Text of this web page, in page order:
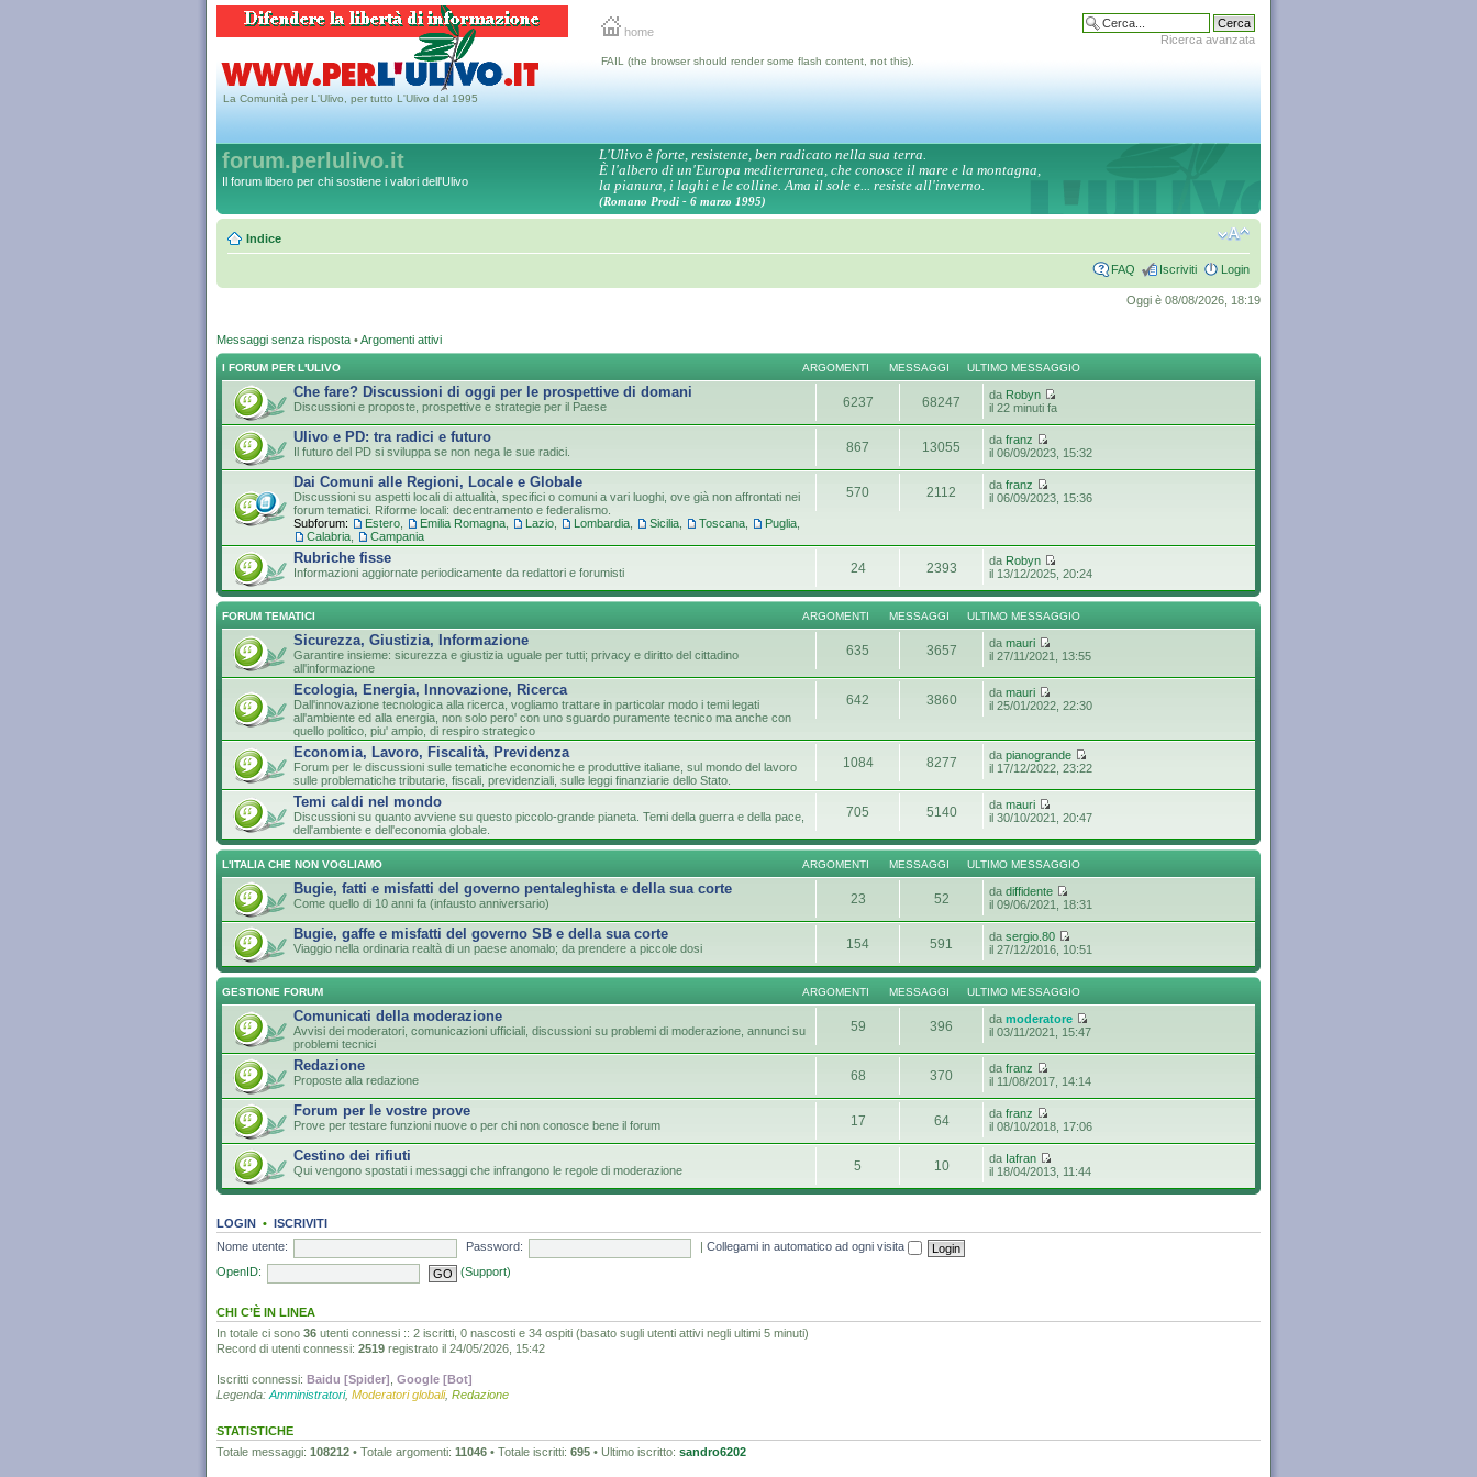
home
Ricerca avanzata
La Comunità per L'Ulivo, per tutto L'Ulivo dal 1995
FAIL (the browser should render some flash content, not this).
forum.perlulivo.it
Il forum libero per chi sostiene i valori dell'Ulivo
L'Ulivo è forte, resistente, ben radicato nella sua terra.
È l'albero di un'Europa mediterranea, che conosce il mare e la montagna,
la pianura, i laghi e le colline. Ama il sole e... resiste all'inverno.
(Romano Prodi - 6 marzo 1995)
Indice
FAQ Iscriviti Login
Oggi è 08/08/2026, 18:19
Messaggi senza risposta •Argomenti attivi
I FORUM PER L'ULIVO ARGOMENTI MESSAGGI ULTIMO MESSAGGIO
Che fare? Discussioni di oggi per le prospettive di domani
Discussioni e proposte, prospettive e strategie per il Paese 6237 68247 da Robyn
il 22 minuti fa
Ulivo e PD: tra radici e futuro
Il futuro del PD si sviluppa se non nega le sue radici. 867 13055 dafranz
il 06/09/2023, 15:32
Dai Comuni alle Regioni, Locale e Globale
Discussioni su aspetti locali di attualità, specifici o comuni a vari luoghi, ove già non affrontati nei
forum tematici. Riforme locali: decentramento e federalismo.
Subforum:
Estero Emilia Romagna Lazio Lombardia Sicilia Toscana Puglia
Calabria
Campania
570 2112 dafranz
il 06/09/2023, 15:36
Rubriche fisse
Informazioni aggiornate periodicamente da redattori e forumisti 24 2393 da Robyn
il 13/12/2025, 20:24
FORUM TEMATICI ARGOMENTI MESSAGGI ULTIMO MESSAGGIO
Sicurezza, Giustizia, Informazione
Garantire insieme: sicurezza e giustizia uguale per tutti; privacy e diritto del cittadino
all'informazione
635 3657 damauri
il 27/11/2021, 13:55
Ecologia, Energia, Innovazione, Ricerca
Dall'innovazione tecnologica alla ricerca, vogliamo trattare in particolar modo i temi legati
all'ambiente ed alla energia, non solo pero' con uno sguardo puramente tecnico ma anche con
quello politico, piu' ampio, di respiro strategico
642 3860 damauri
il 25/01/2022, 22:30
Economia, Lavoro, Fiscalità, Previdenza
Forum per le discussioni sulle tematiche economiche e produttive italiane, sul mondo del lavoro
sulle problematiche tributarie, fiscali, previdenziali, sulle leggi finanziarie dello Stato.
1084 8277 dapianogrande
il 17/12/2022, 23:22
Temi caldi nel mondo
Discussioni su quanto avviene su questo piccolo-grande pianeta. Temi della guerra e della pace,
dell'ambiente e dell'economia globale.
705 5140 damauri
il 30/10/2021, 20:47
L'ITALIA CHE NON VOGLIAMO ARGOMENTI MESSAGGI ULTIMO MESSAGGIO
Bugie, fatti e misfatti del governo pentaleghista e della sua corte
Come quello di 10 anni fa (infausto anniversario) 23 52 dadiffidente
il 09/06/2021, 18:31
Bugie, gaffe e misfatti del governo SB e della sua corte
Viaggio nella ordinaria realtà di un paese anomalo; da prendere a piccole dosi 154 591 dasergio.80
il 27/12/2016, 10:51
GESTIONE FORUM ARGOMENTI MESSAGGI ULTIMO MESSAGGIO
Comunicati della moderazione
Avvisi dei moderatori, comunicazioni ufficiali, discussioni su problemi di moderazione, annunci su
problemi tecnici
59 396 damoderatore
il 03/11/2021, 15:47
Redazione
Proposte alla redazione 68 370 dafranz
il 11/08/2017, 14:14
Forum per le vostre prove
Prove per testare funzioni nuove o per chi non conosce bene il forum 17 64 dafranz
il 08/10/2018, 17:06
Cestino dei rifiuti
Qui vengono spostati i messaggi che infrangono le regole di moderazione 5 10 da Iafran
il 18/04/2013, 11:44
LOGIN • ISCRIVITI
Nome utente:
Password:
Collegami in automatico ad ogni visita
OpenID:
(Support)
CHI C’È IN LINEA
In totale ci sono 36 utenti connessi :: 2 iscritti, 0 nascosti e 34 ospiti (basato sugli utenti attivi negli ultimi 5 minuti)
Record di utenti connessi: 2519 registrato il 24/05/2026, 15:42
Iscritti connessi: Baidu [Spider] Google [Bot]
Legenda: Amministratori, Moderatori globali, Redazione
STATISTICHE
Totale messaggi: 108212 • Totale argomenti: 11046 • Totale iscritti: 695 • Ultimo iscritto: sandro6202